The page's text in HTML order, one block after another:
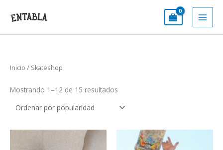
Inicio / Skateshop
Mostrando 1–12 de 15 resultados